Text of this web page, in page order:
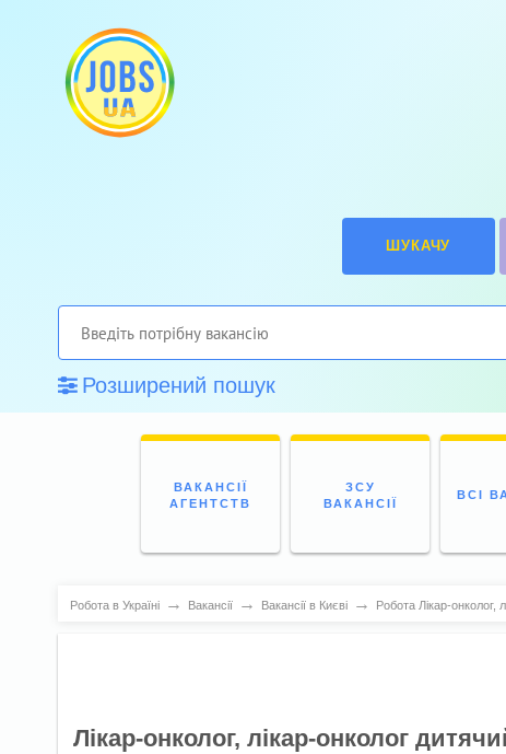
ШУКАЧУ
Розширений пошук
ВАКАНСІЇ
АГЕНТСТВ
ЗСУ
ВАКАНСІЇ
ВСІ
Робота в Україні → Вакансії → Вакансії в Києві → Робота Лікар-онколог,
Лікар-онколог, лікар-онколог